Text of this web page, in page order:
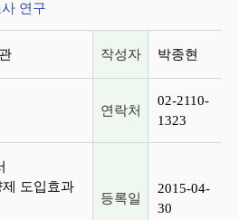
연구
작성자 박종현
연락처
02-2110-
1323
도입효과
등록일
2015-04-
30